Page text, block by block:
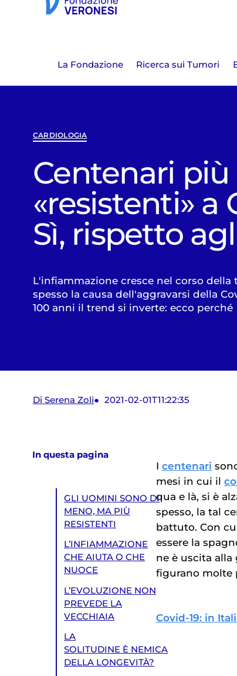
La Fondazione Ricerca sui Tumori
CARDIOLOGIA
Centenari più
«resistenti» a
Sì, rispetto
L'infiammazione cresce nel corso della
spesso la causa dell'aggravarsi della
100 anni il trend si inverte: ecco perché
Di Serena Zoli 2021-02-01T11:22:35
In questa pagina
GLI UOMINI SONO DI
MENO, MA PIÙ
RESISTENTI
L’INFIAMMAZIONE
CHE AIUTA O CHE
NUOCE
L’EVOLUZIONE NON
PREVEDE LA
VECCHIAIA
LA
SOLITUDINE È NEMICA
DELLA LONGEVITÀ?
I centenari
mesi in cui il
qua e là, si è
spesso, la tal
battuto. Con
essere la
ne è uscita
figurano molte
Covid-19: in